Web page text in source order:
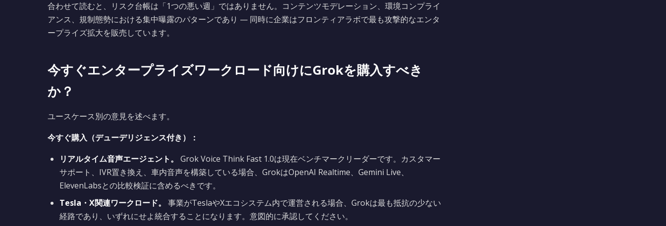
合わせて読むと、リスク台帳は「1つの悪い週」ではありません。コンテンツモデレーション、環境コンプライ
アンス、規制態勢における集中曝露のパターンであり — 同時に企業はフロンティアラボで最も攻撃的なエンタ
ープライズ拡大を販売しています。
今すぐエンタープライズワークロード向けにGrokを購入すべき
か？
ユースケース別の意見を述べます。
今すぐ購入（デューデリジェンス付き）：
リアルタイム音声エージェント。
Grok Voice Think Fast 1.0は現在ベンチマークリーダーです。カスタマー
サポート、IVR置き換え、車内音声を構築している場合、GrokはOpenAI Realtime、Gemini Live、
ElevenLabsとの比較検証に含めるべきです。
Tesla・X関連ワークロード。
事業がTeslaやXエコシステム内で運営される場合、Grokは最も抵抗の少ない
経路であり、いずれにせよ統合することになります。意図的に承認してください。